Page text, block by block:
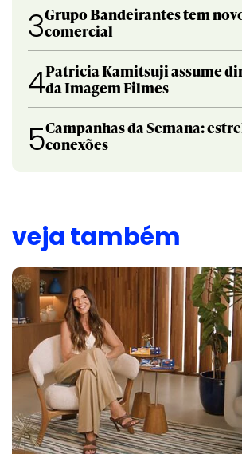
3Grupo Bandeirantes tem
comercial
4Patricia Kamitsuji assume
da Imagem Filmes
5Campanhas da Semana:
conexões
veja também